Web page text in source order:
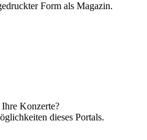
Form als Magazin.
Konzerte?
dieses Portals.